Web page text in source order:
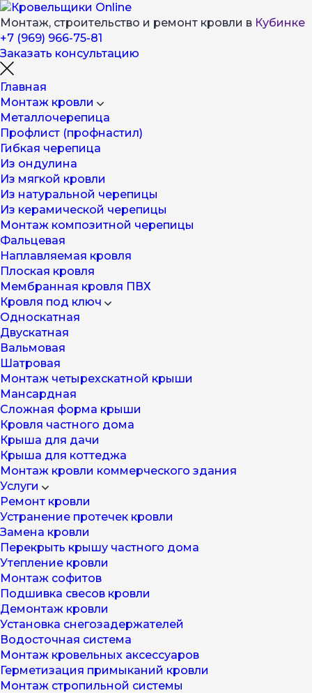
Монтаж, строительство и ремонт кровли в Кубинке
+7 (969) 966-75-81
Заказать консультацию
Главная
Монтаж кровли
Металлочерепица
Профлист (профнастил)
Гибкая черепица
Из ондулина
Из мягкой кровли
Из натуральной черепицы
Из керамической черепицы
Монтаж композитной черепицы
Фальцевая
Наплавляемая кровля
Плоская кровля
Мембранная кровля ПВХ
Кровля под ключ
Односкатная
Двускатная
Вальмовая
Шатровая
Монтаж четырехскатной крыши
Мансардная
Cложная форма крыши
Кровля частного дома
Крыша для дачи
Крыша для коттеджа
Монтаж кровли коммерческого здания
Услуги
Ремонт кровли
Устранение протечек кровли
Замена кровли
Перекрыть крышу частного дома
Утепление кровли
Монтаж софитов
Подшивка свесов кровли
Демонтаж кровли
Установка снегозадержателей
Водосточная система
Монтаж кровельных аксессуаров
Герметизация примыканий кровли
Монтаж стропильной системы